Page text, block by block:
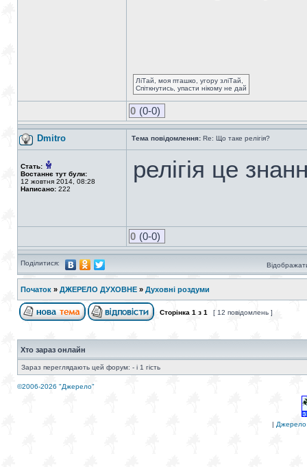
ЛіТай, моя пташко, угору зліТай,
Спіткнутись, упасти нікому не дай
0 (0-0)
Dmitro Тема повідомлення: Re: Що таке релігія?
Стать:
Востаннє тут були:
12 жовтня 2014, 08:28
Написано: 222
релігія це
0 (0-0)
Поділитися:
Початок » ДЖЕРЕЛО ДУХОВНЕ » Духовні роздуми
Сторінка 1 з 1 [ 12 повідомлень ]
Хто зараз онлайн
Зараз переглядають цей форум: - і 1 гість
©2006-2026 "Джерело"
| Джерело